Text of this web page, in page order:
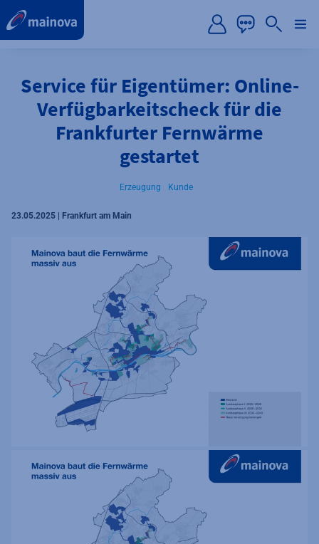
Service für Eigentümer: Online-
Verfügbarkeitscheck für die
Frankfurter Fernwärme
gestartet
Erzeugung Kunde
23.05.2025 | Frankfurt am Main